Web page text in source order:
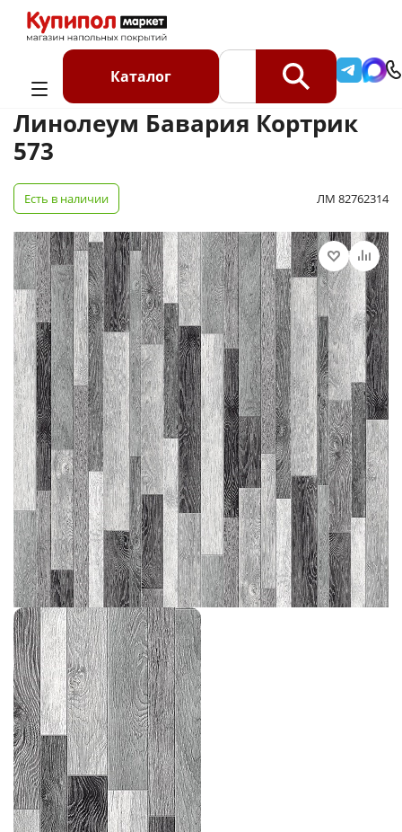
Каталог
Каталог Линолеум
Линолеум Бавария Кортрик 573
Линолеум Бавария Кортрик
573
ЛМ 82762314
Есть в наличии